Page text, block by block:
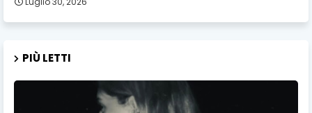
PIÙ LETTI